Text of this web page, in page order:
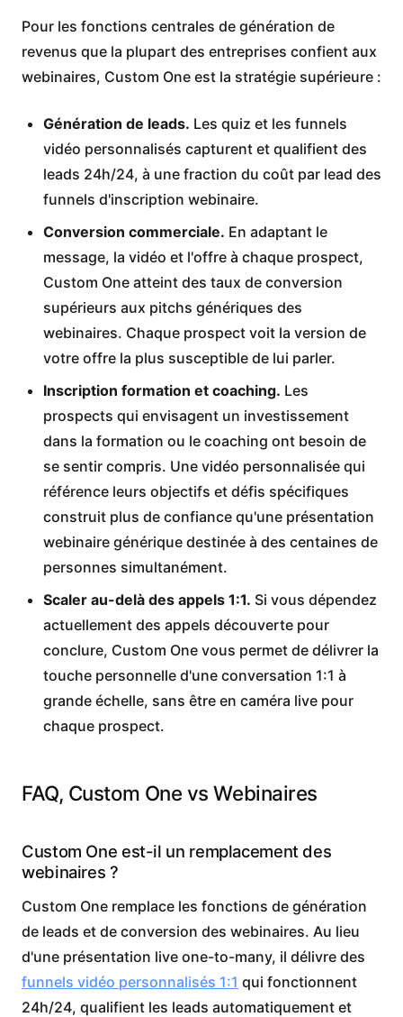
Pour les fonctions centrales de génération de
revenus que la plupart des entreprises confient aux
webinaires, Custom One est la stratégie supérieure :
Génération de leads. Les quiz et les funnels
vidéo personnalisés capturent et qualifient des
leads 24h/24, à une fraction du coût par lead des
funnels d'inscription webinaire.
Conversion commerciale. En adaptant le
message, la vidéo et l'offre à chaque prospect,
Custom One atteint des taux de conversion
supérieurs aux pitchs génériques des
webinaires. Chaque prospect voit la version de
votre offre la plus susceptible de lui parler.
Inscription formation et coaching. Les
prospects qui envisagent un investissement
dans la formation ou le coaching ont besoin de
se sentir compris. Une vidéo personnalisée qui
référence leurs objectifs et défis spécifiques
construit plus de confiance qu'une présentation
webinaire générique destinée à des centaines de
personnes simultanément.
Scaler au-delà des appels 1:1. Si vous dépendez
actuellement des appels découverte pour
conclure, Custom One vous permet de délivrer la
touche personnelle d'une conversation 1:1 à
grande échelle, sans être en caméra live pour
chaque prospect.
FAQ, Custom One vs Webinaires
Custom One est-il un remplacement des
webinaires ?
Custom One remplace les fonctions de génération
de leads et de conversion des webinaires. Au lieu
d'une présentation live one-to-many, il délivre des
funnels vidéo personnalisés 1:1 qui fonctionnent
24h/24, qualifient les leads automatiquement et